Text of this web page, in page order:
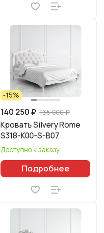
-15%
140 250 ₽ 165 000 ₽
Кровать Silvery Rome
S318-K00-S-B07
Доступно к заказу
Подробнее